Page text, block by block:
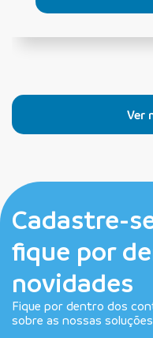
Ver
Cadastre-
fique por
novidades
Fique por dentro dos
sobre as nossas